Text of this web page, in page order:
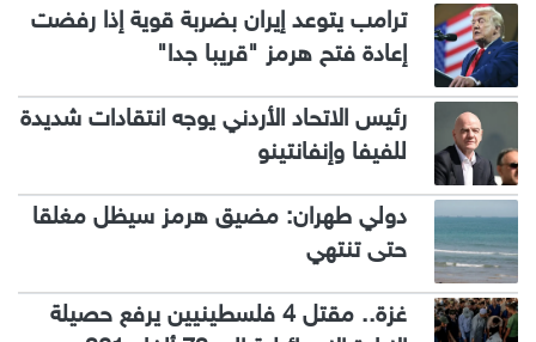
ترامب يتوعد إيران بضربة قوية إذا رفضت
إعادة فتح هرمز "قريبا جدا"
رئيس الاتحاد الأردني يوجه انتقادات شديدة
للفيفا وإنفانتينو
دولي طهران: مضيق هرمز سيظل مغلقا
حتى تنتهي
غزة.. مقتل 4 فلسطينيين يرفع حصيلة